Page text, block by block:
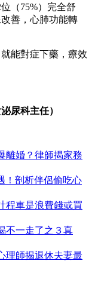
（75%）完全舒
善，心肺功能轉
能對症下藥，療效
尿科主任）
離婚？律師揭家務
！剖析伴侶偷吃心
程車是浪費錢或買
不一走了之３真
理師揭退休夫妻最